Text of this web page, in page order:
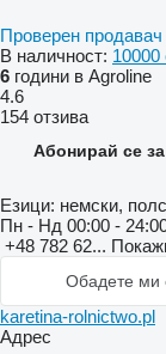
Проверен продавач
В наличност: 10000
6 години в Agroline
4.6
154 отзива
Абонирай се
Езици: немски,
Пн - Нд 00:00 -
+48 782 62...
Обадете ми
karetina-rolnictwo.pl
Адрес